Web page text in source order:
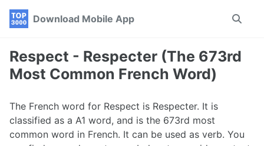
Skip
navigation
Skip
Skip
Download Mobile App
Toggle
Respect - Respecter (The 673rd
Most Common French Word)
The French word for Respect is Respecter. It is
classified as a A1 word, and is the 673rd most
common word in French. It can be used as verb. You